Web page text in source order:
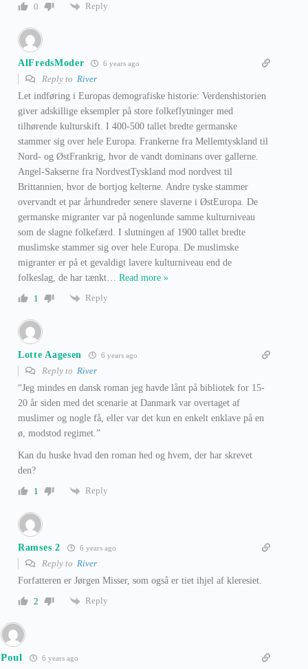
0
Reply
AlFredsModer 6 years ago
Reply to River
Let indføring i Europas demografiske historie: Verdenshistorien
giver adskillige eksempler på store folkeflytninger med
tilhørende kulturskift. I 400-500 tallet bredte germanske
stammer sig over hele Europa. Frankerne fra Mellemtyskland til
Nord- og ØstFrankrig, hvor de vandt dominans over gallerne.
Angel-Sakserne fra NordvestTyskland mod nordvest til
Brittannien, hvor de bortjog kelterne. Andre tyske stammer
overvandt et par århundreder senere slaverne i ØstEuropa. De
germanske migranter var på nogenlunde samme kulturniveau
som de slagne folkefærd. I slutningen af 1900 tallet bredte
muslimske stammer sig over hele Europa. De muslimske
migranter er på et gevaldigt lavere kulturniveau end de
folkeslag, de har tænkt… Read more »
1
Reply
Lotte Aagesen 6 years ago
Reply to River
“Jeg mindes en dansk roman jeg havde lånt på bibliotek for 15-
20 år siden med det scenarie at Danmark var overtaget af
muslimer og nogle få, eller var det kun en enkelt enklave på en
ø, modstod regimet.”
Kan du huske hvad den roman hed og hvem, der har skrevet
den?
1
Reply
Ramses 2 6 years ago
Reply to River
Forfatteren er Jørgen Misser, som også er tiet ihjel af kleresiet.
2
Reply
Poul 6 years ago